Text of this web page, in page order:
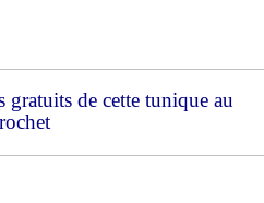
de cette tunique au